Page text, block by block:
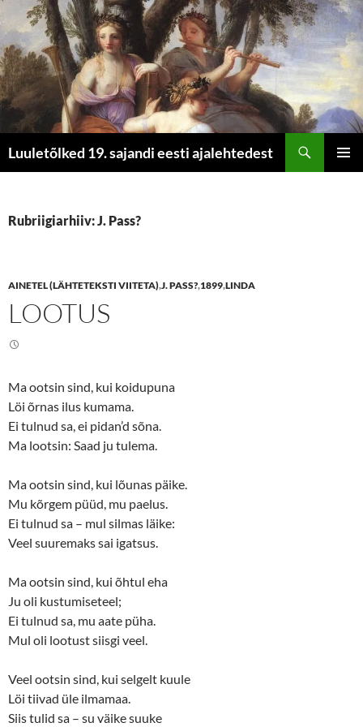
Luuletõlked 19. sajandi eesti ajalehtedest
Rubriigiarhiiv: J. Pass?
AINETEL (LÄHTETEKSTI VIITETA),J. PASS?,1899,LINDA
LOOTUS
Ma ootsin sind, kui koidupuna
Löi õrnas ilus kumama.
Ei tulnud sa, ei pidan’d sõna.
Ma lootsin: Saad ju tulema.
Ma ootsin sind, kui lõunas päike.
Mu kõrgem püüd, mu paelus.
Ei tulnud sa – mul silmas läike:
Veel suuremaks sai igatsus.
Ma ootsin sind, kui õhtul eha
Ju oli kustumiseteel;
Ei tulnud sa, mu aate püha.
Mul oli lootust siisgi veel.
Veel ootsin sind, kui selgelt kuule
Löi tiivad üle ilmamaa.
Siis tulid sa – su väike suuke